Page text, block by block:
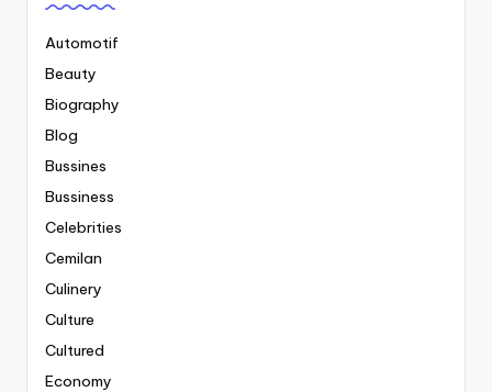
Automotif
Beauty
Biography
Blog
Bussines
Bussiness
Celebrities
Cemilan
Culinery
Culture
Cultured
Economy